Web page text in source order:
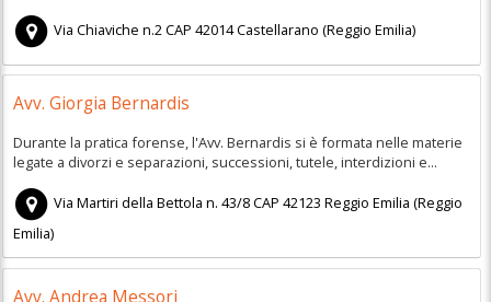
Via Chiaviche n.2CAP42014Castellarano (Reggio Emilia)
Avv. Giorgia Bernardis
Durante la pratica forense, l'Avv. Bernardis si è formata nelle materie
legate a divorzi e separazioni, successioni, tutele, interdizioni e...
Via Martiri della Bettola n. 43/8CAP42123 Reggio Emilia (Reggio
Emilia)